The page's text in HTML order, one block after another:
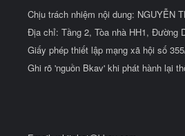
Chịu trách nhiệm nội dung: NGUYỄN
Địa chỉ: Tầng 2, Tòa nhà HH1, Đường
Giấy phép thiết lập mạng xã hội số
Ghi rõ 'nguồn Bkav' khi phát hành lại